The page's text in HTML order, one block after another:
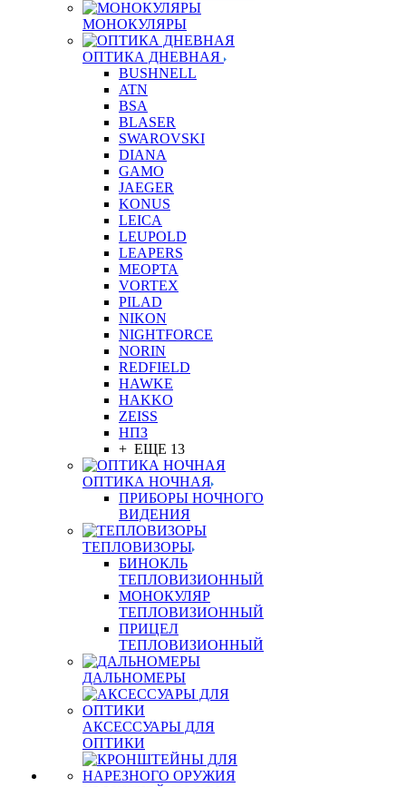
МОНОКУЛЯРЫ
ОПТИКА ДНЕВНАЯ
BUSHNELL
ATN
BSA
BLASER
SWAROVSKI
DIANA
GAMO
JAEGER
KONUS
LEICA
LEUPOLD
LEAPERS
MEOPTA
VORTEX
PILAD
NIKON
NIGHTFORCE
NORIN
REDFIELD
HAWKE
HAKKO
ZEISS
НПЗ
+ ЕЩЕ 13
ОПТИКА НОЧНАЯ
ПРИБОРЫ НОЧНОГО
ВИДЕНИЯ
ТЕПЛОВИЗОРЫ
БИНОКЛЬ
ТЕПЛОВИЗИОННЫЙ
МОНОКУЛЯР
ТЕПЛОВИЗИОННЫЙ
ПРИЦЕЛ
ТЕПЛОВИЗИОННЫЙ
ДАЛЬНОМЕРЫ
АКСЕССУАРЫ ДЛЯ
ОПТИКИ